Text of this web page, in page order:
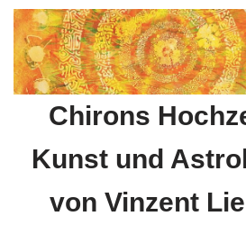
Zum
Inhalt
springen
Chirons
Kunst und
von Vinzent